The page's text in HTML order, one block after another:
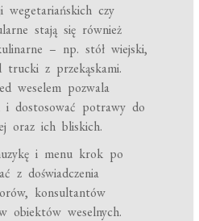
czy
stają się również
– np. stół wiejski,
z przekąskami.
weselem pozwala
i dostosować potrawy do
oraz ich bliskich.
i menu krok po
z doświadczenia
konsultantów
obiektów weselnych.